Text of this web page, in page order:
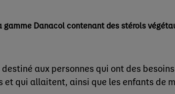
gamme Danacol contenant des stérols
aux personnes qui ont des
et qui allaitent, ainsi que les enfants de